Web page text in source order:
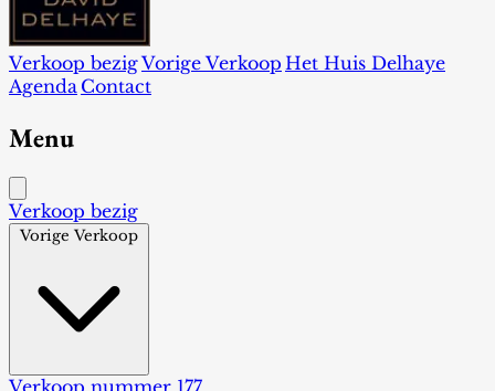
Verkoop bezigVorige Verkoop Het Huis Delhaye
Agenda Contact
Menu
Verkoop bezig
Vorige Verkoop